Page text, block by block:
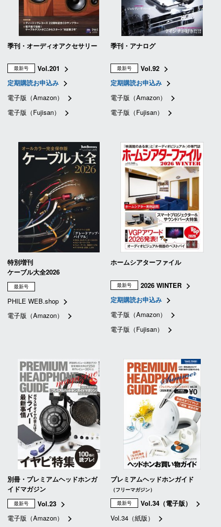
季刊・オーディオアクセサリー
最新号
Vol.201
定期購読お申込み
電子版（Amazon）
電子版（Fujisan）
季刊・アナログ
最新号
Vol.92
定期購読お申込み
電子版（Amazon）
電子版（Fujisan）
特別増刊
ケーブル大全2026
最新号
PHILE WEB.shop
電子版（Amazon）
ホームシアターファイル
最新号
2026 WINTER
定期購読お申込み
電子版（Amazon）
電子版（Fujisan）
別冊・プレミアムヘッドホンガ
イドマガジン
最新号
Vol.23
電子版（Amazon）
プレミアムヘッドホンガイド
（フリーマガジン）
最新号
Vol.34（電子版）
Vol.34（紙版）